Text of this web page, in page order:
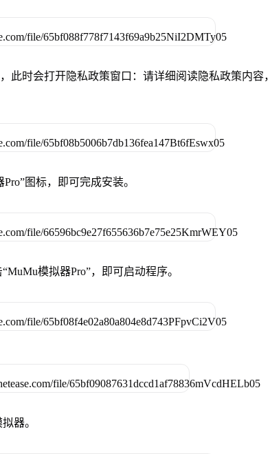
此时会打开隐私政策窗口：请详细阅读隐私政策内容
图标，即可完成安装。
模拟器Pro”，即可启动程序。
器。